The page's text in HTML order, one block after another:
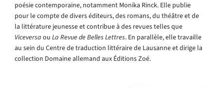
poésie contemporaine, notamment Monika Rinck. Elle publie
pour le compte de divers éditeurs, des romans, du théâtre et de
la littérature jeunesse et contribue à des revues telles que
Viceversa ou La Revue de Belles Lettres. En parallèle, elle travaille
au sein du Centre de traduction littéraire de Lausanne et dirige la
collection Domaine allemand aux Éditions Zoé.